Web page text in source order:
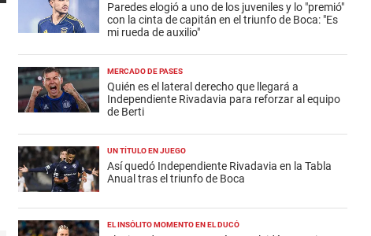
Paredes elogió a uno de los juveniles y lo "premió"
con la cinta de capitán en el triunfo de Boca: "Es
mi rueda de auxilio"
MERCADO DE PASES
Quién es el lateral derecho que llegará a
Independiente Rivadavia para reforzar al equipo
de Berti
UN TÍTULO EN JUEGO
Así quedó Independiente Rivadavia en la Tabla
Anual tras el triunfo de Boca
EL INSÓLITO MOMENTO EN EL DUCÓ